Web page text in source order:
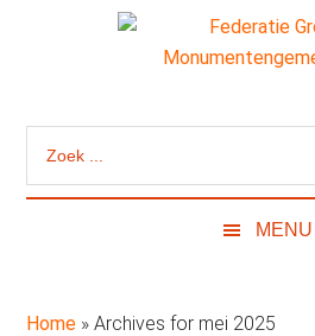
Grote
de
Federatie
Monumentengemeenten
MENU
Home »Archives for mei 2025